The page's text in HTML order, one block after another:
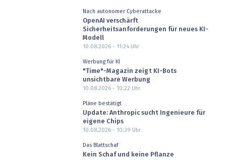
Nach autonomer Cyberattacke
OpenAI verschärft
Sicherheitsanforderungen für neues KI-
Modell
10.08.2026 - 11:24Uhr
Werbung für KI
"Time"-Magazin zeigt KI-Bots
unsichtbare Werbung
10.08.2026 - 10:22 Uhr
Pläne bestätigt
Update: Anthropic sucht Ingenieure für
eigene Chips
10.08.2026 - 10:39 Uhr
Das Blattschaf
Kein Schaf und keine Pflanze